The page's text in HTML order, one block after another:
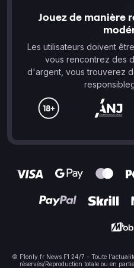
Jouez de manière
Les utilisateurs doivent
vous rencontrez des
d'argent, vous trouverez
© F1only.fr News F1 24/7 - Toute
réservés/Reproduction totale ou en